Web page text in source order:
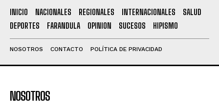
INICIO NACIONALES REGIONALES INTERNACIONALES
SALUD
DEPORTES
FARANDULA OPINION SUCESOS HIPISMO
NOSOTROS CONTACTO POLÍTICA DE PRIVACIDAD
NOSOTROS